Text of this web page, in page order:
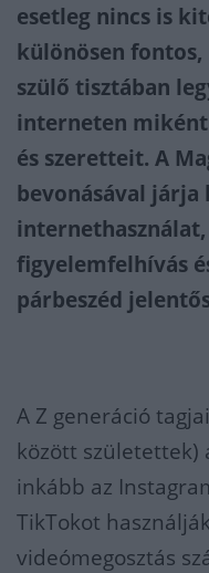
esetleg nincs is
különösen
szülő tisztában
interneten
és szeretteit. A
bevonásával
figyelemfelhívás
párbeszéd
A Z generáció
között születettek)
inkább az
TikTokot
videómegosztás